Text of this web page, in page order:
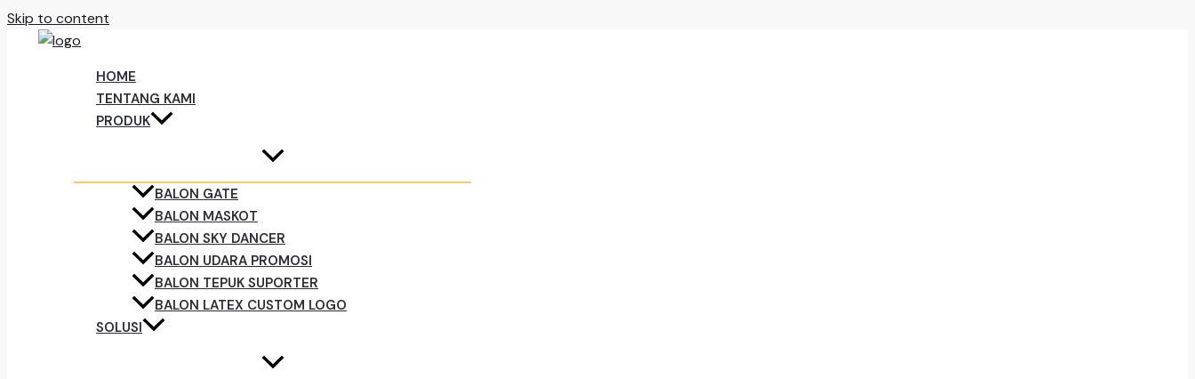
Skip to content
HOME
TENTANG KAMI
PRODUK
BALON GATE
BALON MASKOT
BALON SKY DANCER
BALON UDARA PROMOSI
BALON TEPUK SUPORTER
BALON LATEX CUSTOM LOGO
SOLUSI